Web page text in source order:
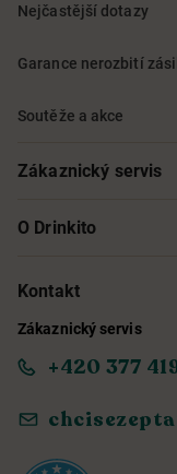
Nejčastější dotazy
Garance nerozbití
Soutěže a akce
Zákaznický servis
Sledování objednávky
Obchodní podmínky
Reklamace a vrácení
O Drinkito
O nás
Informace o
Kontakt
Zákaznický servis
+420 377